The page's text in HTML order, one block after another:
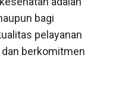
bagi
pelayanan
berkomitmen